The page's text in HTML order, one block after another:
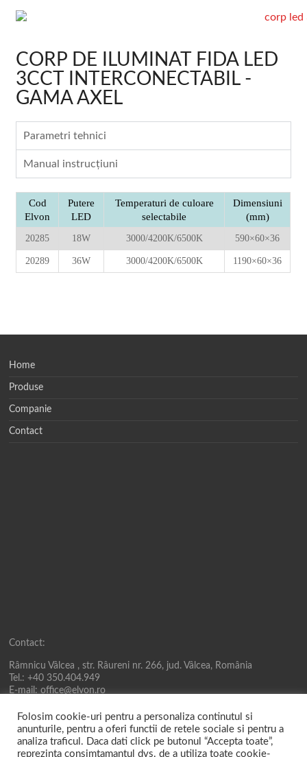
CORP DE ILUMINAT FIDA LED
3CCT INTERCONECTABIL -
GAMA AXEL
Parametri tehnici
Manual instrucţiuni
Cod
Elvon
Putere
LED
Temperaturi de culoare
selectabile
Dimensiuni
(mm)
20285 18W 3000/4200K/6500K 590×60×36
20289 36W 3000/4200K/6500K 1190×60×36
Home
Produse
Companie
Contact
Contact:
Râmnicu Vâlcea , str. Râureni nr. 266, jud. Vâlcea, România
Tel.: +40 350.404.949
E-mail: office@elvon.ro
Folosim cookie-uri pentru a personaliza continutul si
anunturile, pentru a oferi functii de retele sociale si pentru a
analiza traficul. Daca dati click pe butonul “Accepta toate”,
reprezinta consimtamantul dvs. de a utiliza toate cookie-